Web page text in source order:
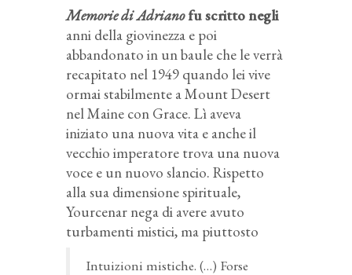
Memorie di Adrianofu scritto negli
anni della giovinezza e poi
abbandonato in un baule che le verrà
recapitato nel 1949 quando lei vive
ormai stabilmente a Mount Desert
nel Maine con Grace. Lì aveva
iniziato una nuova vita e anche il
vecchio imperatore trova una nuova
voce e un nuovo slancio. Rispetto
alla sua dimensione spirituale,
Yourcenar nega di avere avuto
turbamenti mistici, ma piuttosto
Intuizioni mistiche. (…) Forse